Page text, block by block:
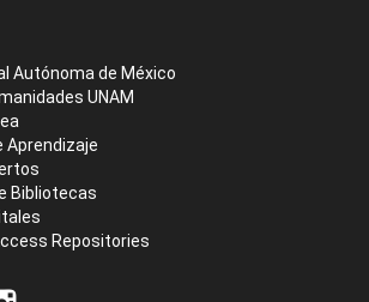
Autónoma de México
UNAM
Aprendizaje
Bibliotecas
Repositories